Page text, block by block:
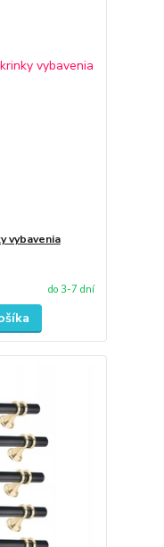
vybavenia
do 3-7 dní